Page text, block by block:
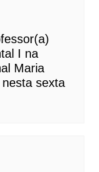
I na
Maria
sexta